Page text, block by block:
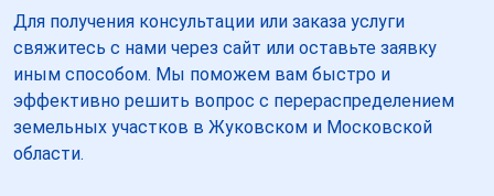
Для получения консультации или заказа услуги
свяжитесь с нами через сайт или оставьте заявку
иным способом. Мы поможем вам быстро и
эффективно решить вопрос с перераспределением
земельных участков в Жуковском и Московской
области.